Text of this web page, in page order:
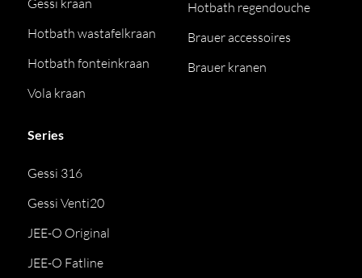
Gessi kraan
Hotbath wastafelkraan
Hotbath fonteinkraan
Vola kraan
Hotbath regendouche
Brauer accessoires
Brauer kranen
Series
Gessi 316
Gessi Venti20
JEE-O Original
JEE-O Fatline